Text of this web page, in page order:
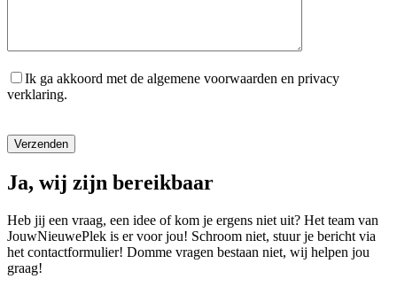
Ik ga akkoord met de algemene voorwaarden en privacy
verklaring.
Ja, wij zijn bereikbaar
Heb jij een vraag, een idee of kom je ergens niet uit? Het team van
JouwNieuwePlek is er voor jou! Schroom niet, stuur je bericht via
het contactformulier! Domme vragen bestaan niet, wij helpen jou
graag!